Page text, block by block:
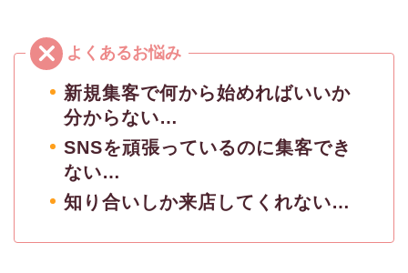
新規集客で何から始めればいいか
分からない…
SNSを頑張っているのに集客でき
ない…
知り合いしか来店してくれない…